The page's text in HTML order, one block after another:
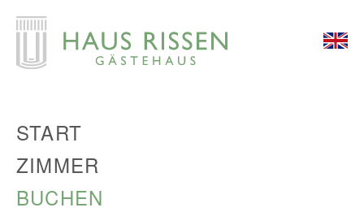
START
ZIMMER
BUCHEN